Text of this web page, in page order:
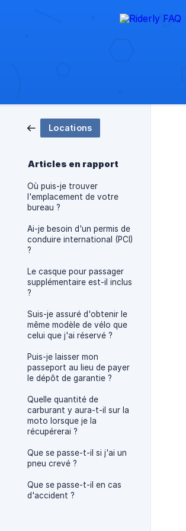
Locations
Articles en rapport
Où puis-je trouver
l'emplacement de votre
bureau ?
Ai-je besoin d'un permis de
conduire international (PCI)
?
Le casque pour passager
supplémentaire est-il inclus
?
Suis-je assuré d'obtenir le
même modèle de vélo que
celui que j'ai réservé ?
Puis-je laisser mon
passeport au lieu de payer
le dépôt de garantie ?
Quelle quantité de
carburant y aura-t-il sur la
moto lorsque je la
récupérerai ?
Que se passe-t-il si j'ai un
pneu crevé ?
Que se passe-t-il en cas
d'accident ?